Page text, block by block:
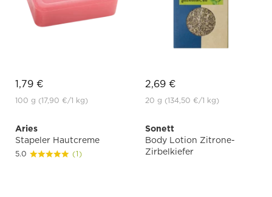
1,79 €
100 g (17,90 €/1 kg)
2,69 €
20 g (134,50 €/1 kg)
Aries
Stapeler Hautcreme
5.0 (1)
Sonett
Body Lotion Zitrone-
Zirbelkiefer